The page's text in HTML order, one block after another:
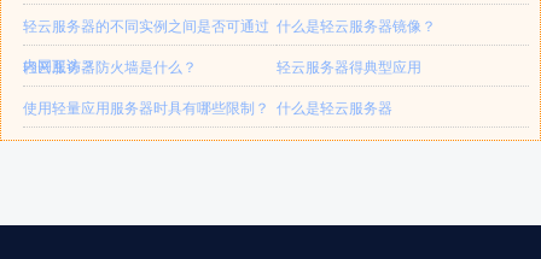
轻云服务器的不同实例之间是否可通过
内网互访？
什么是轻云服务器镜像？
轻云服务器防火墙是什么？
轻云服务器得典型应用
使用轻量应用服务器时具有哪些限制？ 什么是轻云服务器